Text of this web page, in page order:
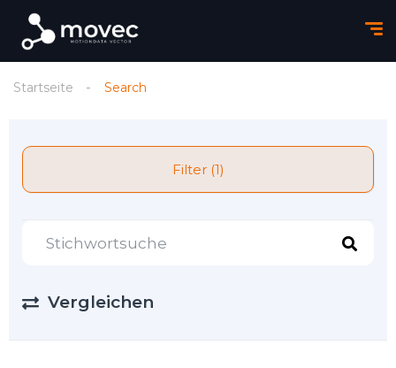
Startseite Search
Filter (1)
Vergleichen